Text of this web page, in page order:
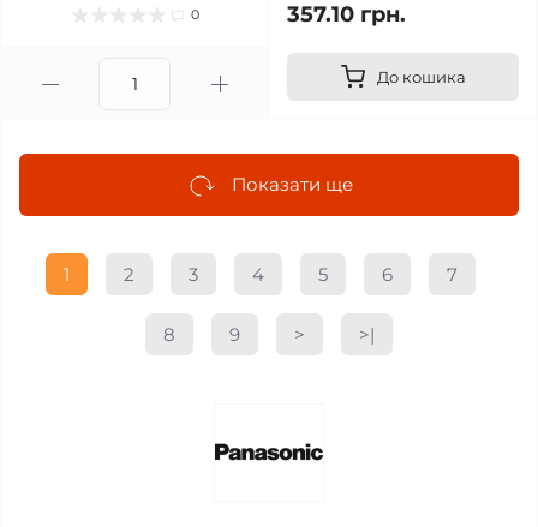
0 357.10 грн.
До кошика
Показати ще
1 2 3 4 5 6 7
8 9 > >|